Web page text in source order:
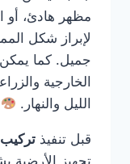
مظهر هادئ، أو
لإبراز شكل
جميل. كما يمكن
الخارجية
الليل والنهار.
قبل تنفيذ